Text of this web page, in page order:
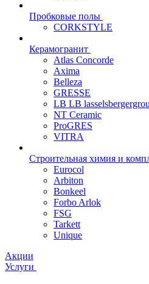
Пробковые полы
CORKSTYLE
Керамогранит
Atlas Concorde
Axima
Belleza
GRESSE
LB LB
NT Ceramic
ProGRES
VITRA
Строительная химия и
Eurocol
Arbiton
Bonkeel
Forbo Arlok
FSG
Tarkett
Unique
Акции
Услуги